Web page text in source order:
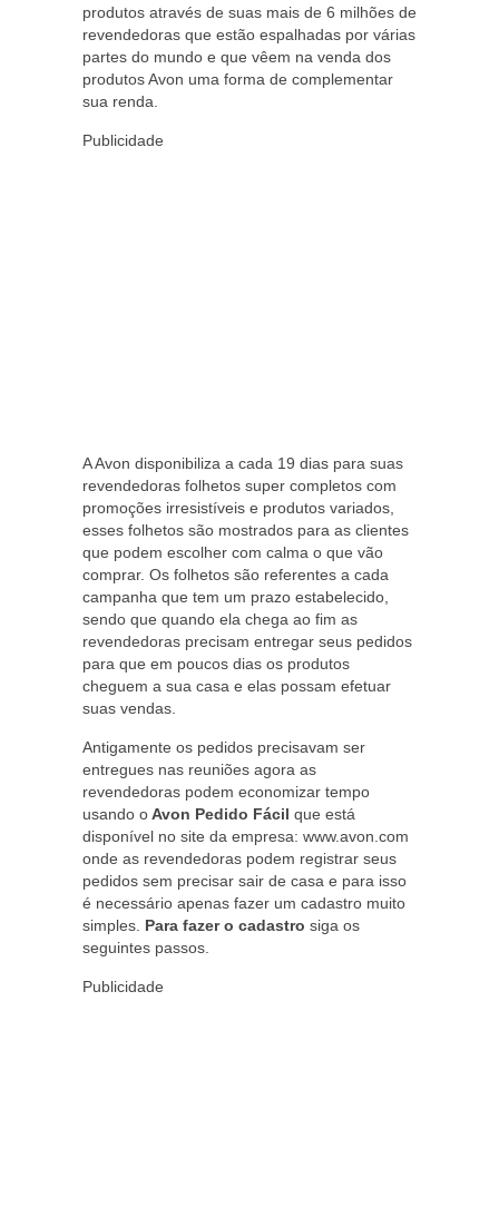
produtos através de suas mais de 6 milhões de
revendedoras que estão espalhadas por várias
partes do mundo e que vêem na venda dos
produtos Avon uma forma de complementar
sua renda.
Publicidade
A Avon disponibiliza a cada 19 dias para suas
revendedoras folhetos super completos com
promoções irresistíveis e produtos variados,
esses folhetos são mostrados para as clientes
que podem escolher com calma o que vão
comprar. Os folhetos são referentes a cada
campanha que tem um prazo estabelecido,
sendo que quando ela chega ao fim as
revendedoras precisam entregar seus pedidos
para que em poucos dias os produtos
cheguem a sua casa e elas possam efetuar
suas vendas.
Antigamente os pedidos precisavam ser
entregues nas reuniões agora as
revendedoras podem economizar tempo
usando oAvon Pedido Fácil que está
disponível no site da empresa: www.avon.com
onde as revendedoras podem registrar seus
pedidos sem precisar sair de casa e para isso
é necessário apenas fazer um cadastro muito
simples. Para fazer o cadastro siga os
seguintes passos.
Publicidade